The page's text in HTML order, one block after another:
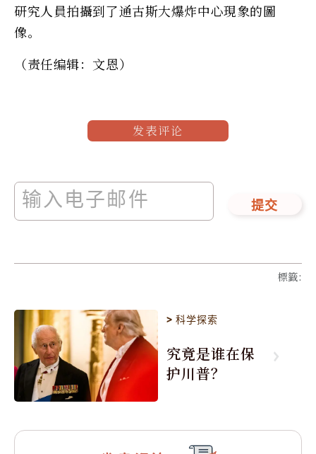
研究人員拍攝到了通古斯大爆炸中心現象的圖
像。
（责任编辑：文恩）
发表评论
提交
標籤:
>科学探索
究竟是谁在保
护川普？